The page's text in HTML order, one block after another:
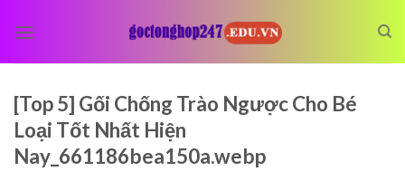
[Top 5] Gối Chống Trào Ngược Cho Bé
Loại Tốt Nhất Hiện
Nay_661186bea150a.webp